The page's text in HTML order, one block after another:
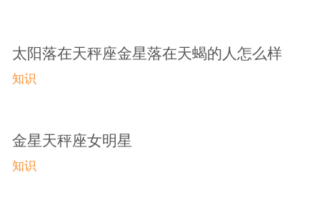
太阳落在天秤座金星落在天蝎的人怎么样
知识
金星天秤座女明星
知识